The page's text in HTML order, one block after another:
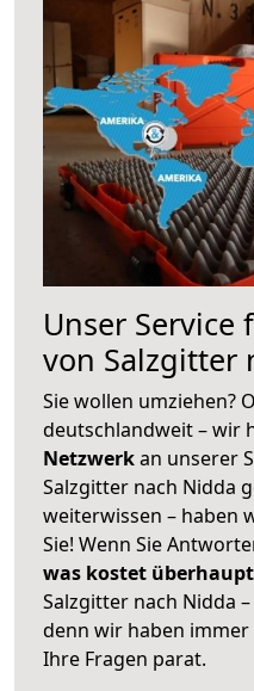
Unser
von Salzgitter
Sie wollen umziehen?
deutschlandweit – wir
Netzwerkan unserer
Salzgitter nach Nidda
weiterwissen – haben
Sie! Wenn Sie
was kostet
Salzgitter nach Nidda
denn wir haben
Ihre Fragen parat.